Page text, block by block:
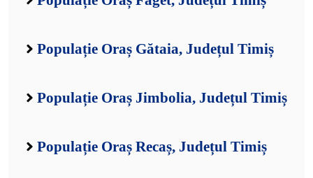
Populație Oraș Gătaia, Județul Timiș
Populație Oraș Jimbolia, Județul Timiș
Populație Oraș Recaș, Județul Timiș